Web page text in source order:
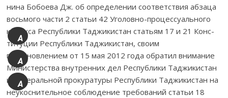
нина Бо­бое­ва Дж. об определении соответствия абзаца
вось­­мого части 2 статьи 42 Уго­ловно-процессуального
ко­дек­­са Республики Таджикистан статьям 17 и 21 Кон­с­
титу­ции Республики Таджикистан, своим
постановлением от 15 мая 2012 года обратил внимание
Министерства внутренних дел Рес­публики Тад­жикистан
и Генеральной прокуратуры Республики Тад­жикистан на
неу­кос­нительное соблюдение требований статьи 18
A
+
A
A